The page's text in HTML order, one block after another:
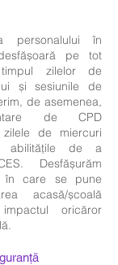
personalului în
pe tot
zilelor de
și sesiunile de
de asemenea,
de CPD
de miercuri
abilitățile de a
Desfășurăm
în care se pune
acasă/școală
oricăror